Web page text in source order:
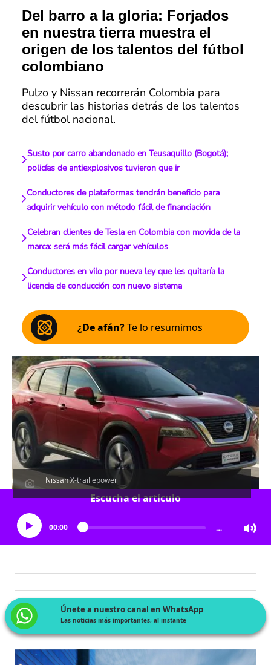
Del barro a la gloria: Forjados
en nuestra tierra muestra el
origen de los talentos del fútbol
colombiano
Pulzo y Nissan recorrerán Colombia para
descubrir las historias detrás de los talentos
del fútbol nacional.
Susto por carro abandonado en Teusaquillo (Bogotá);
policías de antiexplosivos tuvieron que ir
Conductores de plataformas tendrán beneficio para
adquirir vehículo con método fácil de financiación
Celebran clientes de Tesla en Colombia con movida de la
marca: será más fácil cargar vehículos
Conductores en vilo por nueva ley que les quitaría la
licencia de conducción con nuevo sistema
¿De afán?Te lo resumimos
Nissan X-trail epower
Escucha el artículo
00:00 …
Únete a nuestro canal en WhatsApp
Las noticias más importantes, al instante